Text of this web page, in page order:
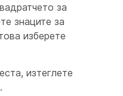
за
знаците за
изберете
изтеглете